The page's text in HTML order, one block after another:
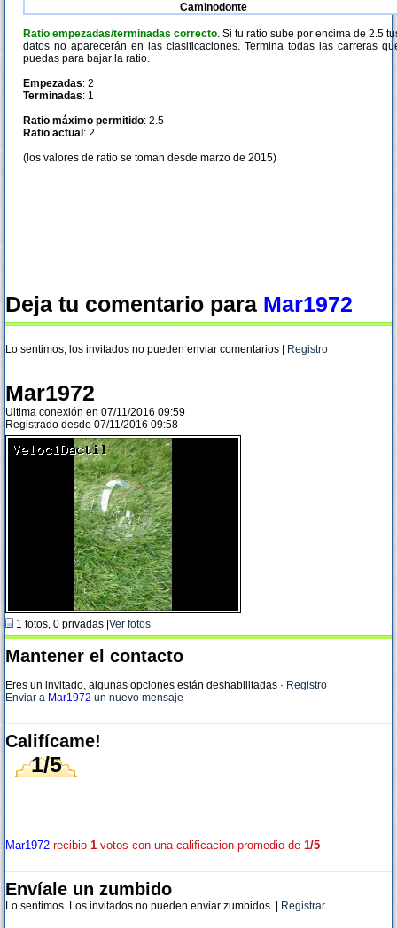
Caminodonte
Ratio empezadas/terminadas correcto. Si tu ratio sube por encima de 2.5
datos no aparecerán en las clasificaciones. Termina todas las carreras
puedas para bajar la ratio.
Empezadas: 2
Terminadas: 1
Ratio máximo permitido: 2.5
Ratio actual : 2
(los valores de ratio se toman desde marzo de 2015)
Deja tu comentario para Mar1972
Lo sentimos, los invitados no pueden enviar comentarios | Registro
Mar1972
Ultima conexión en 07/11/2016 09:59
Registrado desde 07/11/2016 09:58
1 fotos, 0 privadas | Ver fotos
Mantener el contacto
Eres un invitado, algunas opciones están deshabilitadas · Registro
Enviar a Mar1972 un nuevo mensaje
Califícame!
1/5
Mar1972 recibio 1 votos con una calificacion promedio de 1/5
Envíale un zumbido
Lo sentimos. Los invitados no pueden enviar zumbidos. | Registrar